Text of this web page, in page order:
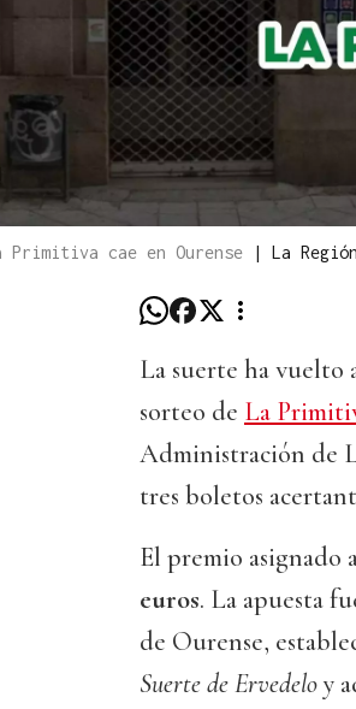
Primitiva cae en Ourense | La Región
La suerte ha vuelto
sorteo de La
Administración de
tres boletos
El premio asignado
euros. La apuesta
de Ourense,
Suerte de Ervedeloy